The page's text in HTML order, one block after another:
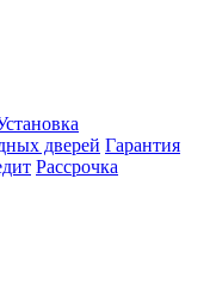
дверей Гарантия
Рассрочка